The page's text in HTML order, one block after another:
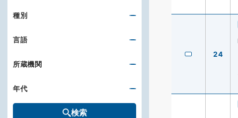
24
種別
言語
所蔵機関
年代
検索